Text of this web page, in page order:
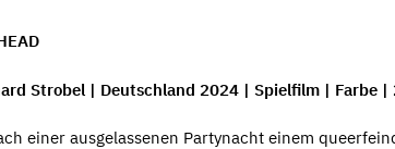
Strobel | Deutschland 2024 | Spielfilm | Farbe
einer ausgelassenen Partynacht einem